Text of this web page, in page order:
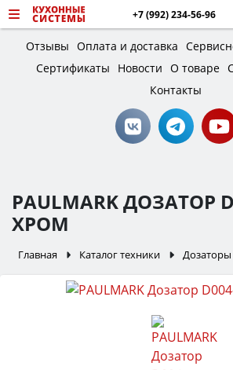
+7 (992) 234-56-96
Отзывы Оплата и доставка
Сертификаты
Новости О товаре
Контакты
PAULMARK ДОЗАТОР
ХРОМ
Главная Каталог техники Дозаторы